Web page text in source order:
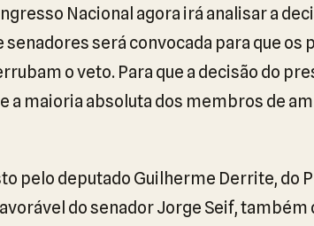
Nacional agora irá analisar a
será convocada para que os
o veto. Para que a decisão do
a maioria absoluta dos membros de
pelo deputado Guilherme Derrite, do
do senador Jorge Seif, também